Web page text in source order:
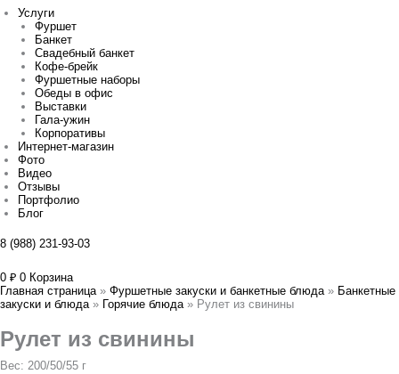
Услуги
Фуршет
Банкет
Свадебный банкет
Кофе-брейк
Фуршетные наборы
Обеды в офис
Выставки
Гала-ужин
Корпоративы
Интернет-магазин
Фото
Видео
Отзывы
Портфолио
Блог
8 (988) 231-93-03
0 ₽ 0 Корзина
Главная страница » Фуршетные закуски и банкетные блюда » Банкетные
закуски и блюда » Горячие блюда » Рулет из свинины
Рулет из свинины
Вес: 200/50/55 г